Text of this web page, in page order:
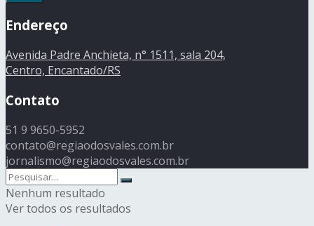
Endereço
Avenida Padre Anchieta, n° 1511, sala 204,
Centro, Encantado/RS
Contato
51 9 9650-5952
contato@regiaodosvales.com.br
jornalismo@regiaodosvales.com.br
Nenhum resultado
Ver todos os resultados